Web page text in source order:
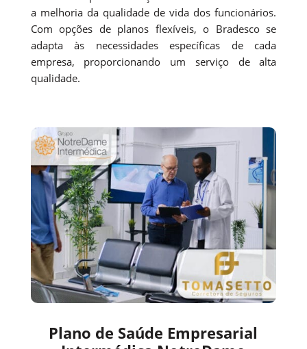
a melhoria da qualidade de vida dos funcionários.
Com opções de planos flexíveis, o Bradesco se
adapta às necessidades específicas de cada
empresa, proporcionando um serviço de alta
qualidade.
Plano de Saúde Empresarial